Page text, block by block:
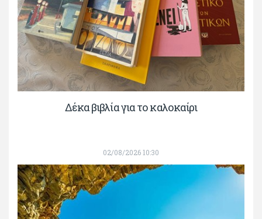
Δέκα βιβλία για το καλοκαίρι
02/08/2026 10:30